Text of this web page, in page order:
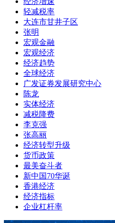
轻减税率
大连市甘井子区
张明
宏观金融
宏观经济
经济趋势
全球经济
广发证券发展研究中心
陈龙
实体经济
减税降费
李克强
张高丽
经济转型升级
货币政策
最美奋斗者
新中国70华诞
香港经济
经济指标
企业杠杆率